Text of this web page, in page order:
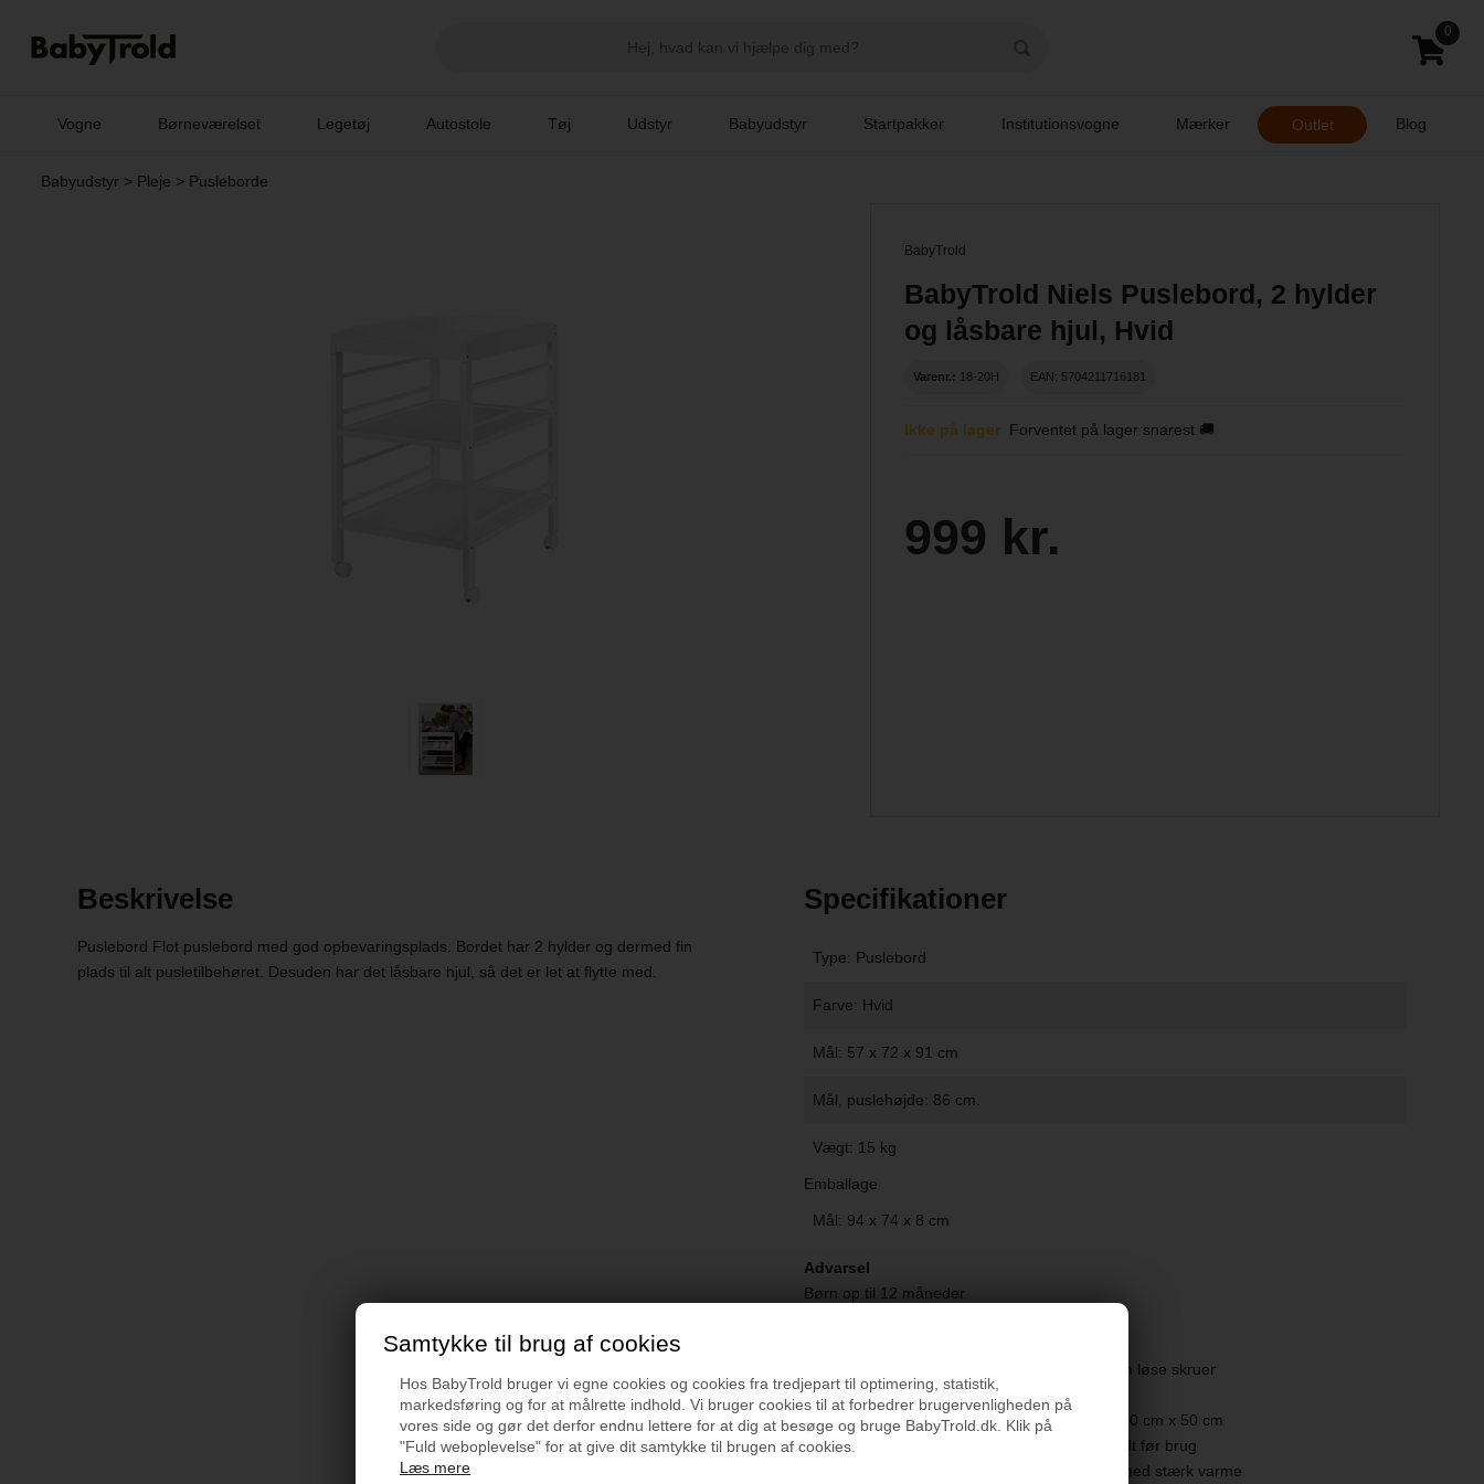
Samtykke til brug af cookies
Hos BabyTrold bruger vi egne cookies og cookies fra tredjepart til optimering, statistik,
markedsføring og for at målrette indhold. Vi bruger cookies til at forbedrer brugervenligheden på
vores side og gør det derfor endnu lettere for at dig at besøge og bruge BabyTrold.dk. Klik på
"Fuld weboplevelse" for at give dit samtykke til brugen af cookies.
Læs mere
0
Vogne Børneværelset Legetøj Autostole Tøj Udstyr Babyudstyr Startpakker Institutionsvogne Mærker Outlet Blog
Babyudstyr > Pleje > Pusleborde
BabyTrold
BabyTrold Niels Puslebord, 2 hylder
og låsbare hjul, Hvid
Varenr.: 18-20H EAN: 5704211716181
Ikke på lager Forventet på lager snarest 🚚
999 kr.
Beskrivelse
Puslebord Flot puslebord med god opbevaringsplads. Bordet har 2 hylder og dermed fin
plads til alt pusletilbehøret. Desuden har det låsbare hjul, så det er let at flytte med.
Specifikationer
Type: Puslebord
Farve: Hvid
Mål: 57 x 72 x 91 cm
Mål, puslehøjde: 86 cm.
Vægt: 15 kg
Emballage
Mål: 94 x 74 x 8 cm
Advarsel
Børn op til 12 måneder
Sørg for at puslebordet er samlet korrekt, uden løse skruer
Placer ikke puslebordet ved varmekilder
Madrasen må max. være 1,5 cm tyk og måle 70 cm x 50 cm
Sørg for at sengen er samlet korrekt og spændt før brug
Vær opmærksom på åben ild og andre kilder med stærk varme